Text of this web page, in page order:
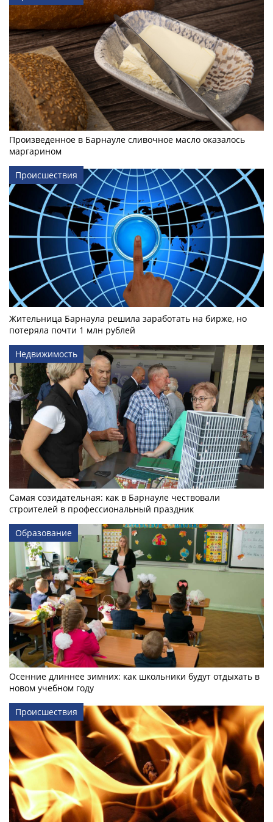
Произведенное в Барнауле сливочное масло оказалось
маргарином
Происшествия
Жительница Барнаула решила заработать на бирже, но
потеряла почти 1 млн рублей
Недвижимость
Самая созидательная: как в Барнауле чествовали
строителей в профессиональный праздник
Образование
Осенние длиннее зимних: как школьники будут отдыхать в
новом учебном году
Происшествия